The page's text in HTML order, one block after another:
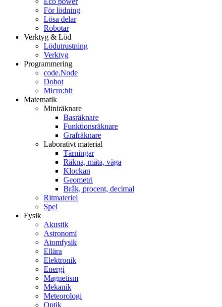
För lödning
Lösa delar
Robotar
Verktyg & Löd
Lödutrustning
Verktyg
Programmering
code.Node
Dobot
Micro:bit
Matematik
Miniräknare
Basräknare
Funktionsräknare
Grafräknare
Laborativt material
Tärningar
Räkna, mäta, väga
Klockan
Geometri
Bråk, procent, decimal
Ritmateriel
Spel
Fysik
Akustik
Astronomi
Atomfysik
Ellära
Elektronik
Energi
Magnetism
Mekanik
Meteorologi
Optik